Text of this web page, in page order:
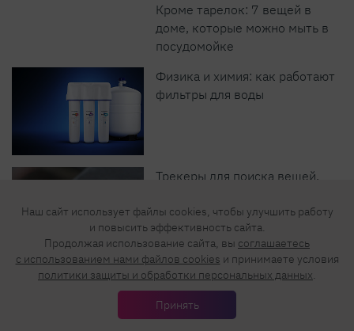
Кроме тарелок: 7 вещей в
доме, которые можно мыть в
посудомойке
Физика и химия: как работают
фильтры для воды
Трекеры для поиска вещей,
топ-6 лучших
Что посадить у забора? 8
красивых и неприхотливых
растений
Наш сайт использует файлы cookies, чтобы улучшить работу
и повысить эффективность сайта.
Продолжая использование сайта, вы соглашаетесь
c использованием нами файлов cookies и принимаете условия
политики защиты и обработки персональных данных.
Принять